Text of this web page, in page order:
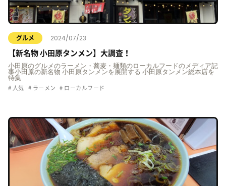
グルメ 2024/07/23
【新名物 小田原タンメン】大調査！
小田原のグルメのラーメン・蕎麦・麺類のローカルフードのメディア記
事小田原の新名物 小田原タンメンを展開する 小田原タンメン総本店を
特集
人気 ラーメン ローカルフード